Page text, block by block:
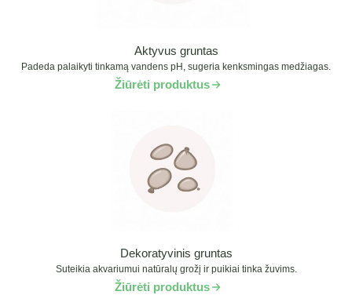
Aktyvus gruntas
Padeda palaikyti tinkamą vandens pH, sugeria kenksmingas medžiagas.
Žiūrėti produktus
Dekoratyvinis gruntas
Suteikia akvariumui natūralų grožį ir puikiai tinka žuvims.
Žiūrėti produktus